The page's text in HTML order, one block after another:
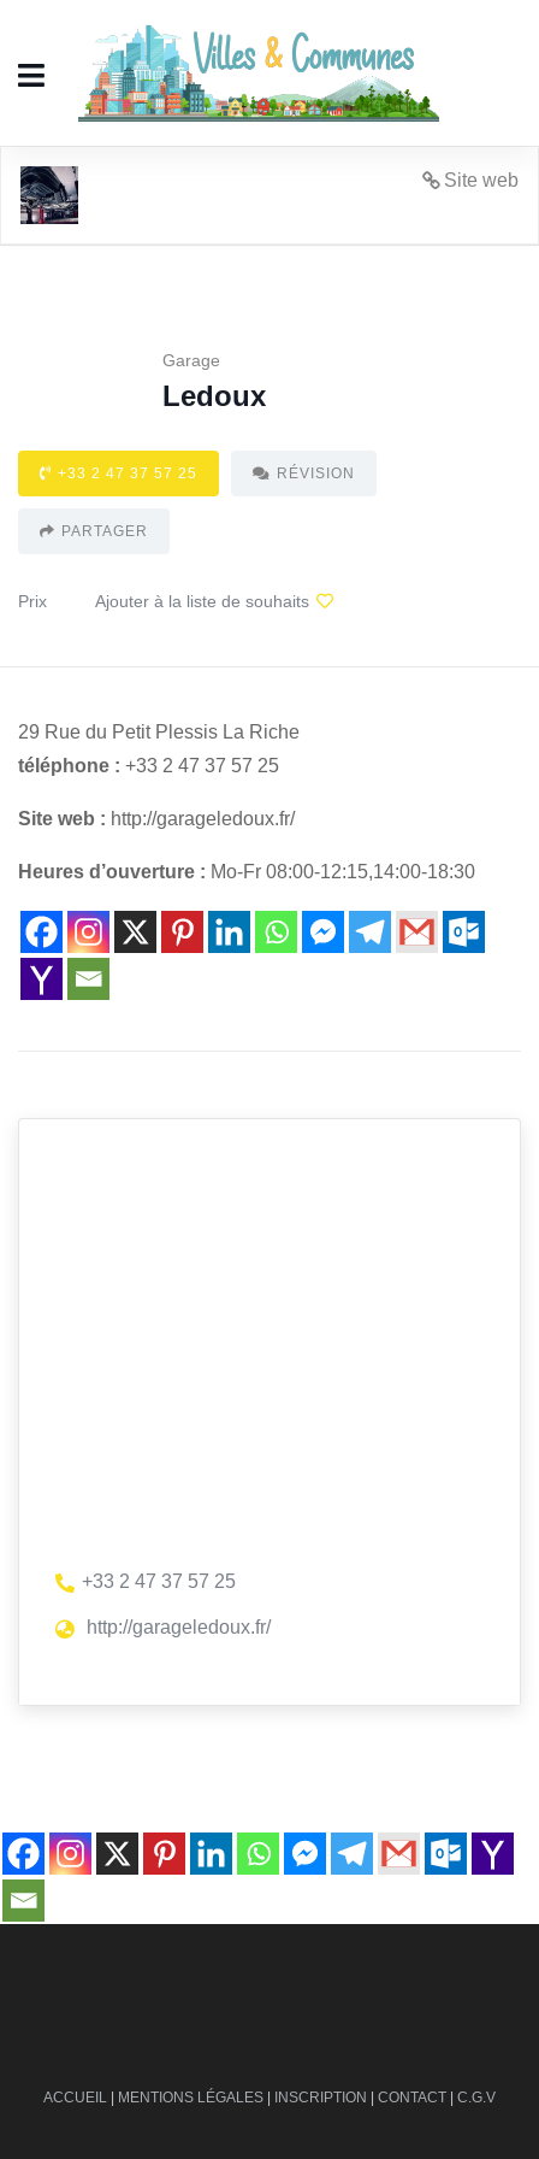
Site web
Garage
Ledoux
+33 2 47 37 57 25 RÉVISION
PARTAGER
Prix Ajouter à la liste de souhaits
29 Rue du Petit Plessis La Riche
téléphone : +33 2 47 37 57 25
Site web : http://garageledoux.fr/
Heures d’ouverture : Mo-Fr 08:00-12:15,14:00-18:30
+33 2 47 37 57 25
http://garageledoux.fr/
ACCUEIL | MENTIONS LÉGALES | INSCRIPTION | CONTACT | C.G.V